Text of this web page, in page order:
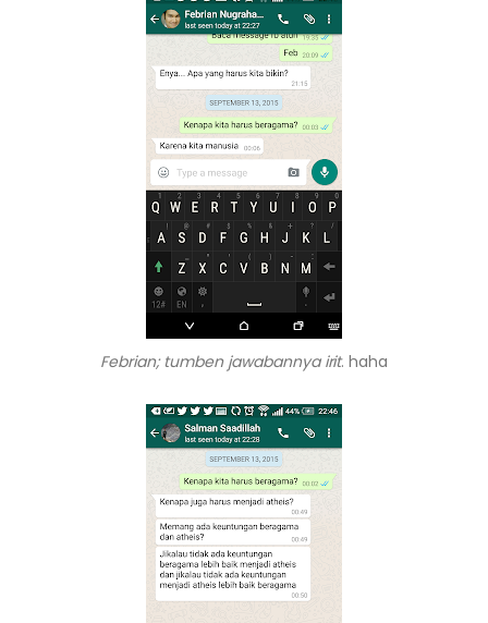
Febrian; tumben jawabannya irit. haha